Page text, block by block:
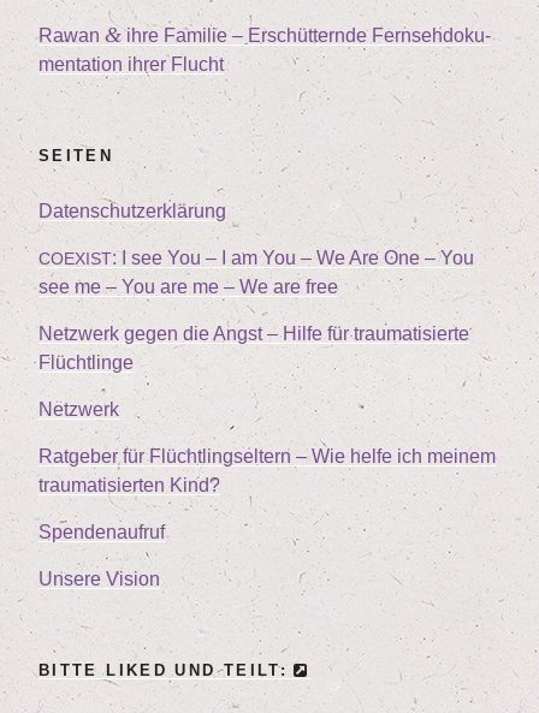
Rawan &ihre Fami­lie – Erschüt­tern­de Fern­seh­do­ku­
men­ta­ti­on ihrer Flucht
SEI­TEN
Daten­schutz­er­klä­rung
COEXIST: I see You – I am You – We Are One – You
see me – You are me – We are free
Netz­werk gegen die Angst – Hil­fe für trau­ma­ti­sier­te
Flüchtlinge
Netz­werk
Rat­ge­ber für Flücht­lings­el­tern – Wie hel­fe ich mei­nem
trau­ma­ti­sier­ten Kind?
Spen­den­auf­ruf
Unse­re Vision
BIT­TE LIK­ED UND TEILT: